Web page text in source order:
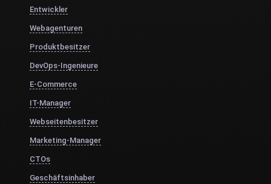
Entwickler
Webagenturen
Produktbesitzer
DevOps-Ingenieure
E-Commerce
IT-Manager
Webseitenbesitzer
Marketing-Manager
CTOs
Geschäftsinhaber